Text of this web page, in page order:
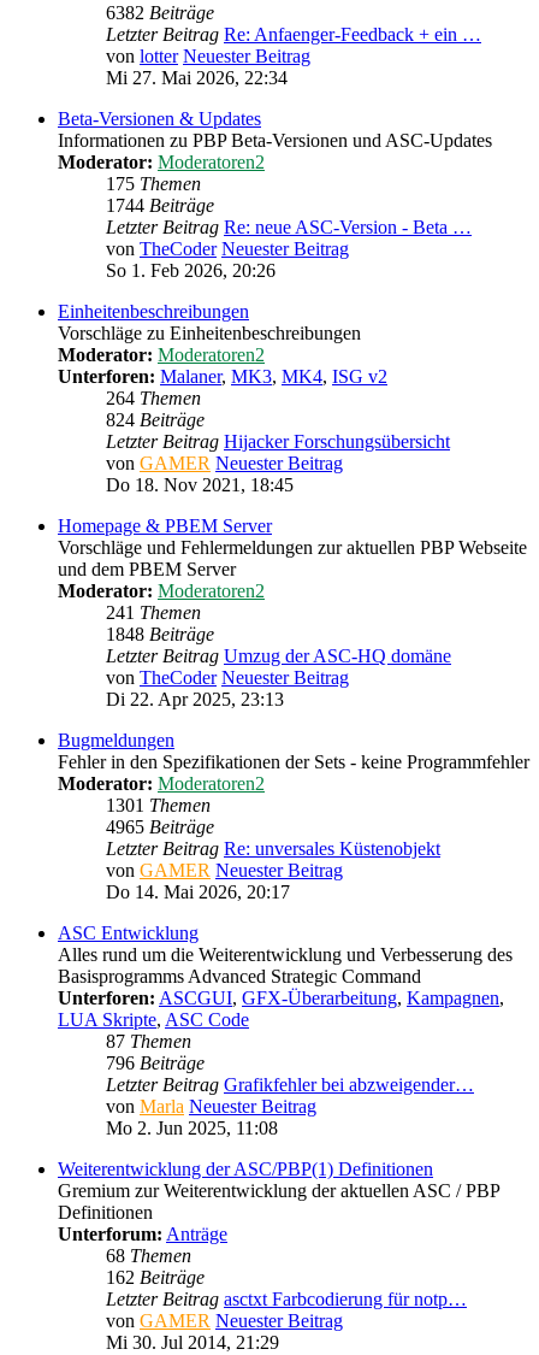
6382 Beiträge
Letzter Beitrag Re: Anfaenger-Feedback + ein …
von lotter Neuester Beitrag
Mi 27. Mai 2026, 22:34
Beta-Versionen & Updates
Informationen zu PBP Beta-Versionen und ASC-Updates
Moderator: Moderatoren2
175 Themen
1744 Beiträge
Letzter Beitrag Re: neue ASC-Version - Beta …
von TheCoder Neuester Beitrag
So 1. Feb 2026, 20:26
Einheitenbeschreibungen
Vorschläge zu Einheitenbeschreibungen
Moderator: Moderatoren2
Unterforen: Malaner, MK3, MK4, ISG v2
264 Themen
824 Beiträge
Letzter Beitrag Hijacker Forschungsübersicht
von GAMER Neuester Beitrag
Do 18. Nov 2021, 18:45
Homepage & PBEM Server
Vorschläge und Fehlermeldungen zur aktuellen PBP Webseite
und dem PBEM Server
Moderator: Moderatoren2
241 Themen
1848 Beiträge
Letzter Beitrag Umzug der ASC-HQ domäne
von TheCoder Neuester Beitrag
Di 22. Apr 2025, 23:13
Bugmeldungen
Fehler in den Spezifikationen der Sets - keine Programmfehler
Moderator: Moderatoren2
1301 Themen
4965 Beiträge
Letzter Beitrag Re: unversales Küstenobjekt
von GAMER Neuester Beitrag
Do 14. Mai 2026, 20:17
ASC Entwicklung
Alles rund um die Weiterentwicklung und Verbesserung des
Basisprogramms Advanced Strategic Command
Unterforen: ASCGUI, GFX-Überarbeitung, Kampagnen,
LUA Skripte, ASC Code
87 Themen
796 Beiträge
Letzter Beitrag Grafikfehler bei abzweigender…
von Marla Neuester Beitrag
Mo 2. Jun 2025, 11:08
Weiterentwicklung der ASC/PBP(1) Definitionen
Gremium zur Weiterentwicklung der aktuellen ASC / PBP
Definitionen
Unterforum: Anträge
68 Themen
162 Beiträge
Letzter Beitrag asctxt Farbcodierung für notp…
von GAMER Neuester Beitrag
Mi 30. Jul 2014, 21:29